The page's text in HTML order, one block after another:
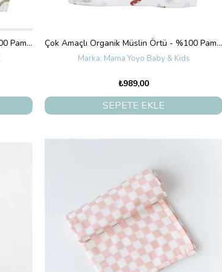
Çok Amaçlı Organik Müslin Örtü - %100 Pamuk- Rainbow - Blue 120X120 CM Çok Amaçlı Organik Müslin Örtü - %100 Pamuk - Beepsy 120X120 CM
Mama Yoyo Baby & Kids
₺989,00
SEPETE EKLE